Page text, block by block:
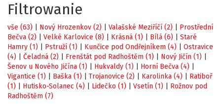
Filtrowanie
vše (63) Nový Hrozenkov (2) Valašské Meziříčí (2)
Prostřední
Bečva (2)
Velké Karlovice (8) Krásná (1) Bílá (6)
Staré
Hamry (1)
Pstruží (1) Kunčice pod Ondřejníkem (4)
Ostravice
(4)
Čeladná (2) Frenštát pod Radhoštěm (1) Nový Jičín (1)
Šenov u Nového Jičína (1)
Hukvaldy (1) Horní Bečva (4)
Vigantice (1)
Baška (1) Trojanovice (2) Karolinka (4)
Ratiboř
(1)
Hutisko-Solanec (4) Lidečko (1) Vsetín (1)
Rožnov pod
Radhoštěm (7)